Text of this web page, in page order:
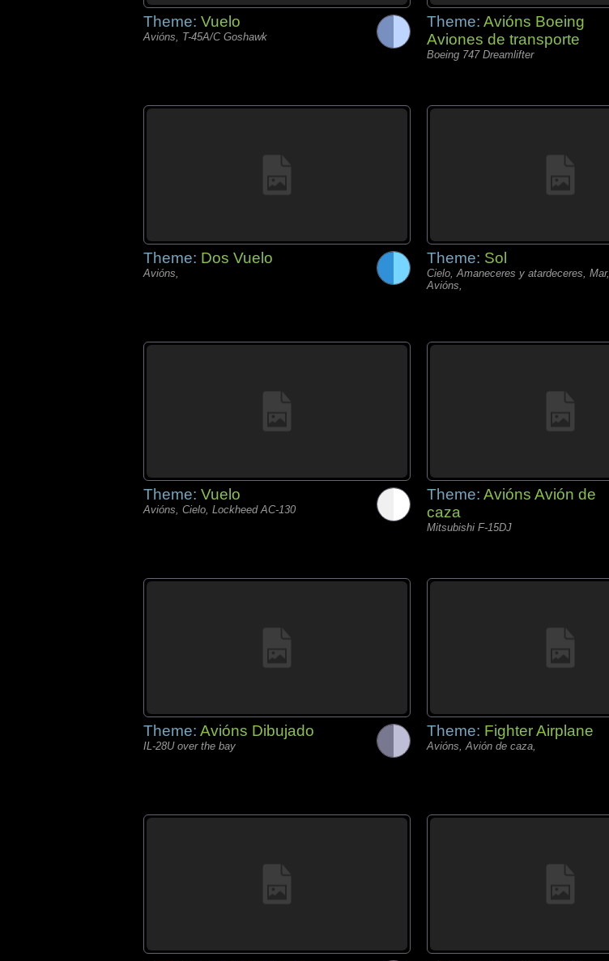
Theme: Vuelo
Avións, T-45A/C Goshawk
Theme: Avións Boeing
Aviones de transporte
Boeing 747 Dreamlifter
Theme: Dos Vuelo
Avións,
Theme: Sol
Cielo, Amaneceres y atardeceres, Mar,
Avións,
Theme: Vuelo
Avións, Cielo, Lockheed AC-130
Theme: Avións Avión de
caza
Mitsubishi F-15DJ
Theme: Avións Dibujado
IL-28U over the bay
Theme: Fighter Airplane
Avións, Avión de caza,